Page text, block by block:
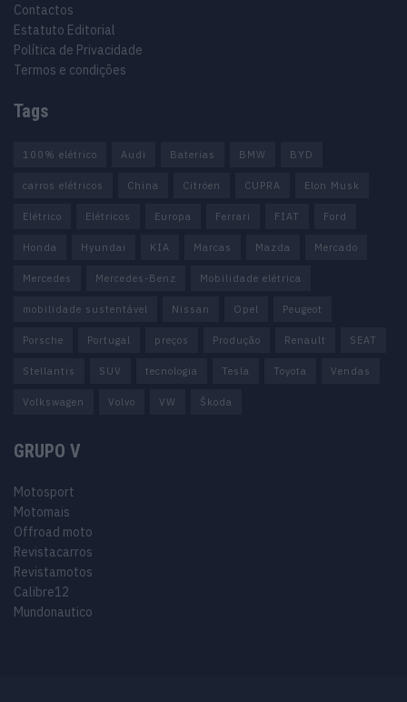
Contactos
Estatuto Editorial
Política de Privacidade
Termos e condições
Tags
100% elétrico Audi Baterias BMW BYD
carros elétricos China Citröen CUPRA Elon Musk
Elétrico Elétricos Europa Ferrari FIAT Ford
Honda Hyundai KIA Marcas Mazda Mercado
Mercedes Mercedes-Benz Mobilidade elétrica
mobilidade sustentável Nissan Opel Peugeot
Porsche Portugal preços Produção Renault SEAT
Stellantis SUV tecnologia Tesla Toyota Vendas
Volkswagen Volvo VW Škoda
GRUPO V
Motosport
Motomais
Offroad moto
Revistacarros
Revistamotos
Calibre12
Mundonautico